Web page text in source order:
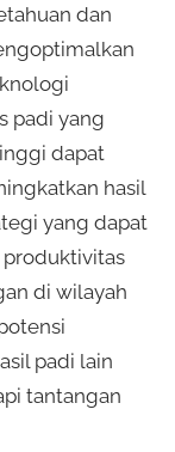
dan
padi yang
dapat
hasil
yang dapat
di wilayah
padi lain
tantangan